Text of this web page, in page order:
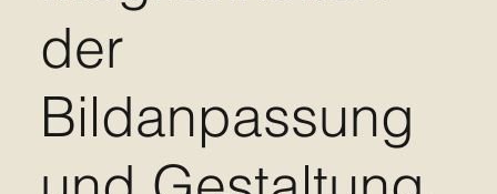
der
Bildanpassung